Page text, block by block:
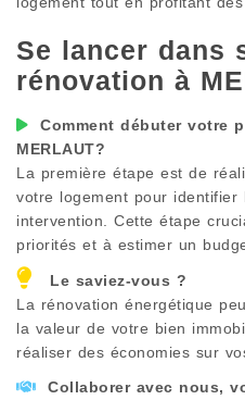
Se lancer dans
rénovation à
Comment débuter votre
MERLAUT?
La première étape est de
votre logement pour identifier
intervention. Cette étape
priorités et à estimer un
Le saviez-vous ?
La rénovation énergétique
la valeur de votre bien
réaliser des économies sur
Collaborer avec nous,